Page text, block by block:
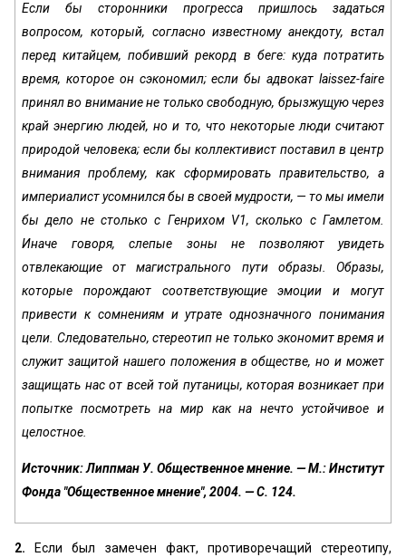
Если бы сторонники прогресса пришлось задаться
вопросом, который, согласно известному анекдоту, встал
перед китайцем, побивший рекорд в беге: куда потратить
время, которое он сэкономил; если бы адвокат laissez-faire
принял во внимание не только свободную, брызжущую через
край энергию людей, но и то, что некоторые люди считают
природой человека; если бы коллективист поставил в центр
внимания проблему, как сформировать правительство, а
империалист усомнился бы в своей мудрости, — то мы имели
бы дело не столько с Генрихом V1, сколько с Гамлетом.
Иначе говоря, слепые зоны не позволяют увидеть
отвлекающие от магистрального пути образы. Образы,
которые порождают соответствующие эмоции и могут
привести к сомнениям и утрате однозначного понимания
цели. Следовательно, стереотип не только экономит время и
служит защитой нашего положения в обществе, но и может
защищать нас от всей той путаницы, которая возникает при
попытке посмотреть на мир как на нечто устойчивое и
целостное.
Источник: Липпман У. Общественное мнение. — М.: Институт
Фонда "Общественное мнение", 2004. — С. 124.
2.
Если был замечен факт, противоречащий стереотипу,